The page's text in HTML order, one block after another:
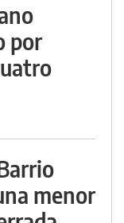
por
menor